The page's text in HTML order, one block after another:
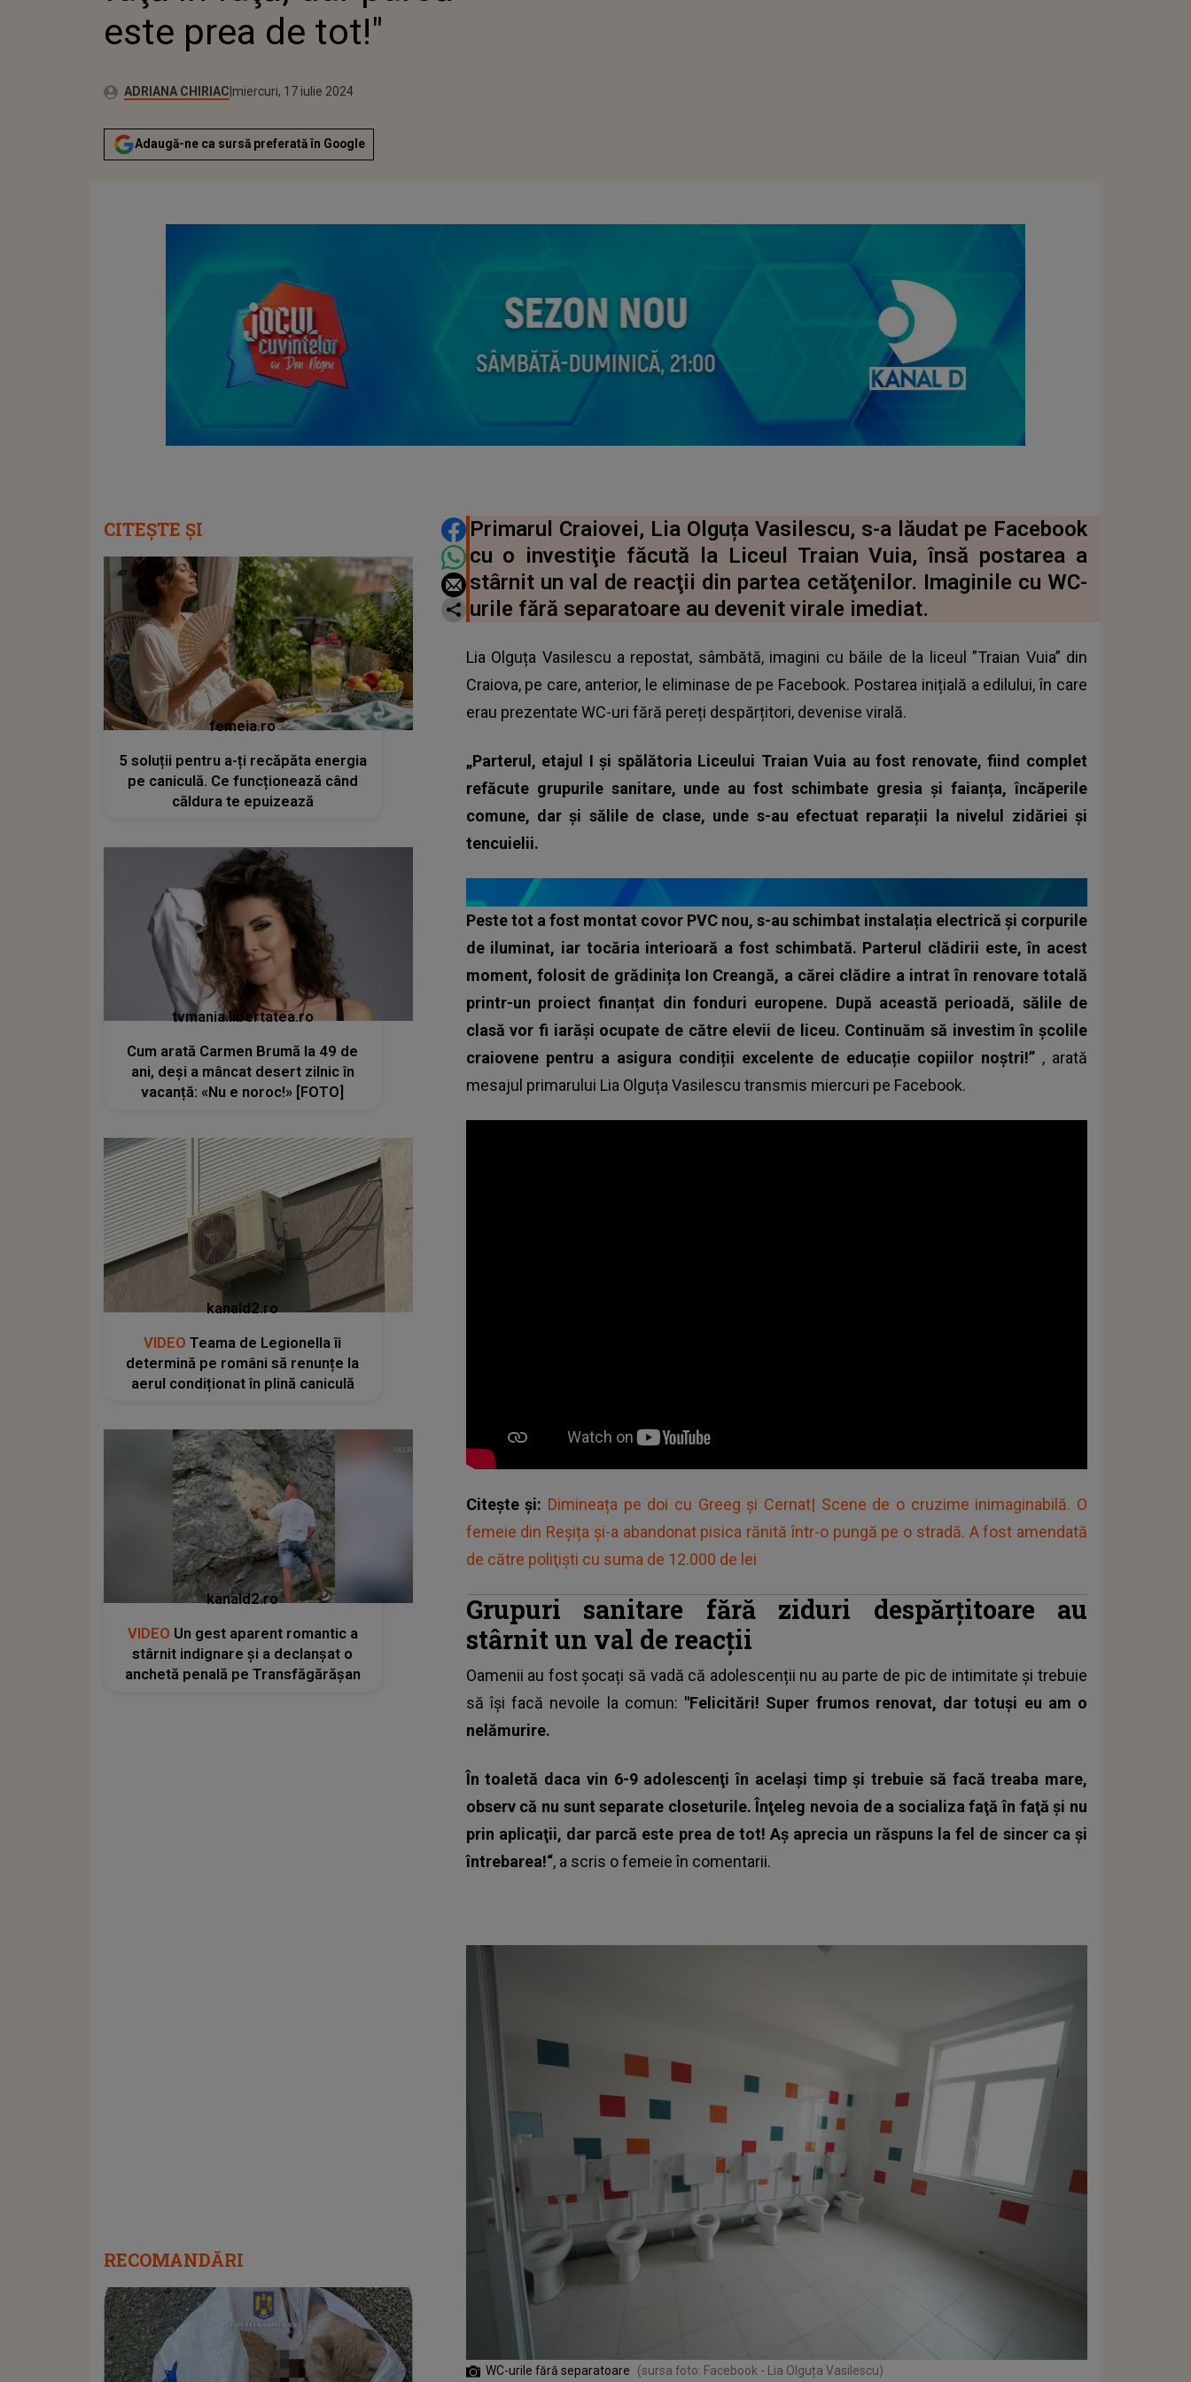
este prea de tot!"
Autor:ADRIANA CHIRIACPublicat:
luni, 17 iulie 2023
Actualizat:
miercuri, 17 iulie 2024
Adaugă-ne ca sursă preferată în Google
DISTRIBUIE ARTICOLUL
Primarul Craiovei, Lia Olguța Vasilescu, s-a lăudat pe Facebook
cu o investiţie făcută la Liceul Traian Vuia, însă postarea a
stârnit un val de reacţii din partea cetăţenilor. Imaginile cu WC-
urile fără separatoare au devenit virale imediat.
Lia Olguța Vasilescu a repostat, sâmbătă, imagini cu băile de la liceul ”Traian Vuia” din
Craiova, pe care, anterior, le eliminase de pe Facebook. Postarea inițială a edilului, în care
erau prezentate WC-uri fără pereți despărțitori, devenise virală.
„Parterul, etajul I și spălătoria Liceului Traian Vuia au fost renovate, fiind complet
refăcute grupurile sanitare, unde au fost schimbate gresia și faianța, încăperile
comune, dar și sălile de clase, unde s-au efectuat reparații la nivelul zidăriei și
tencuielii.
Peste tot a fost montat covor PVC nou, s-au schimbat instalația electrică și corpurile
de iluminat, iar tocăria interioară a fost schimbată. Parterul clădirii este, în acest
moment, folosit de grădinița Ion Creangă, a cărei clădire a intrat în renovare totală
printr-un proiect finanțat din fonduri europene. După această perioadă, sălile de
clasă vor fi iarăși ocupate de către elevii de liceu. Continuăm să investim în școlile
craiovene pentru a asigura condiții excelente de educație copiilor noștri!” , arată
mesajul primarului Lia Olguța Vasilescu transmis miercuri pe Facebook.
Citește și: Dimineața pe doi cu Greeg și Cernat| Scene de o cruzime inimaginabilă. O
femeie din Reșița și-a abandonat pisica rănită într-o pungă pe o stradă. A fost amendată
de către poliţişti cu suma de 12.000 de lei
Grupuri sanitare fără ziduri despărţitoare au
stârnit un val de reacţii
Oamenii au fost șocați să vadă că adolescenții nu au parte de pic de intimitate și trebuie
să își facă nevoile la comun: "Felicitări! Super frumos renovat, dar totuşi eu am o
nelămurire.
În toaletă daca vin 6-9 adolescenţi în acelaşi timp şi trebuie să facă treaba mare,
observ că nu sunt separate closeturile. Înţeleg nevoia de a socializa faţă în faţă şi nu
prin aplicaţii, dar parcă este prea de tot! Aş aprecia un răspuns la fel de sincer ca şi
întrebarea!“, a scris o femeie în comentarii.
WC-urile fără separatoare (sursa foto: Facebook - Lia Olguța Vasilescu)
CITEȘTE ȘI
femeia.ro
5 soluții pentru a-ți recăpăta energia
pe caniculă. Ce funcționează când
căldura te epuizează
tvmania.libertatea.ro
Cum arată Carmen Brumă la 49 de
ani, deși a mâncat desert zilnic în
vacanță: «Nu e noroc!» [FOTO]
kanald2.ro
VIDEO Teama de Legionella îi
determină pe români să renunțe la
aerul condiționat în plină caniculă
kanald2.ro
VIDEO Un gest aparent romantic a
stârnit indignare și a declanșat o
anchetă penală pe Transfăgărășan
RECOMANDĂRI